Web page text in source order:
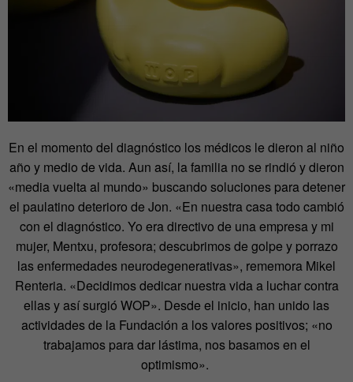
En el momento del diagnóstico los médicos le dieron al niño
año y medio de vida. Aun así, la familia no se rindió y dieron
«media vuelta al mundo» buscando soluciones para detener
el paulatino deterioro de Jon. «En nuestra casa todo cambió
con el diagnóstico. Yo era directivo de una empresa y mi
mujer, Mentxu, profesora; descubrimos de golpe y porrazo
las enfermedades neurodegenerativas», rememora Mikel
Renteria. «Decidimos dedicar nuestra vida a luchar contra
ellas y así surgió WOP». Desde el inicio, han unido las
actividades de la Fundación a los valores positivos; «no
trabajamos para dar lástima, nos basamos en el
optimismo».